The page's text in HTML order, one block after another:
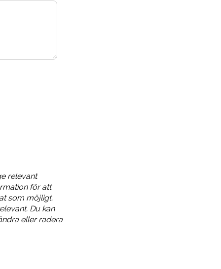
relevant
för att
som möjligt.
Du kan
eller radera